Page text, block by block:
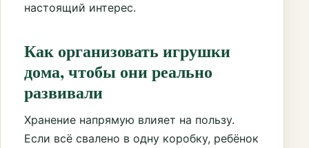
настоящий интерес.
Как организовать игрушки
дома, чтобы они реально
развивали
Хранение напрямую влияет на пользу.
Если всё свалено в одну коробку, ребёнок